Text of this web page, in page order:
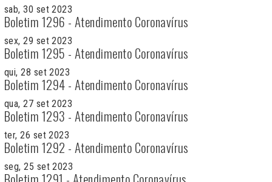
sab, 30 set 2023
Boletim 1296 - Atendimento Coronavírus
sex, 29 set 2023
Boletim 1295 - Atendimento Coronavírus
qui, 28 set 2023
Boletim 1294 - Atendimento Coronavírus
qua, 27 set 2023
Boletim 1293 - Atendimento Coronavírus
ter, 26 set 2023
Boletim 1292 - Atendimento Coronavírus
seg, 25 set 2023